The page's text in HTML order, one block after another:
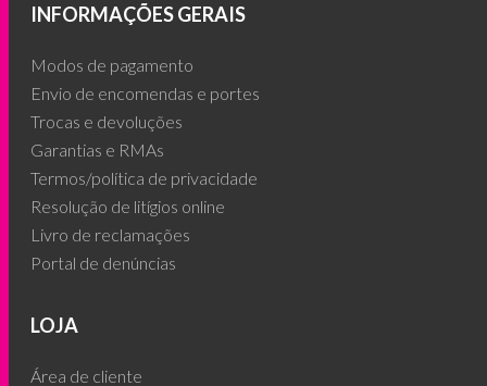
INFORMAÇÕES GERAIS
Modos de pagamento
Envio de encomendas e portes
Trocas e devoluções
Garantias e RMAs
Termos/política de privacidade
Resolução de litígios online
Livro de reclamações
Portal de denúncias
LOJA
Área de cliente